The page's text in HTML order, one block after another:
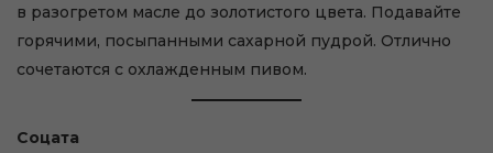
в разогретом масле до золотистого цвета. Подавайте
горячими, посыпанными сахарной пудрой. Отлично
сочетаются с охлажденным пивом.
Соцата